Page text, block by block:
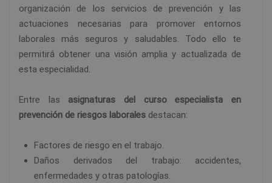
organización de los servicios de prevención y las
actuaciones necesarias para promover entornos
laborales más seguros y saludables. Todo ello te
permitirá obtener una visión amplia y actualizada de
esta especialidad.
Entre las asignaturas del curso especialista en
prevención de riesgos laborales destacan:
Factores de riesgo en el trabajo.
Daños derivados del trabajo: accidentes,
enfermedades y otras patologías.